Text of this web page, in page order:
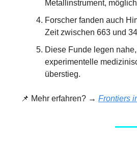
Metallinstrument,
Forscher fanden auch
Zeit zwischen 663 und
Diese Funde legen
experimentelle
überstieg.
📌 Mehr erfahren? → Frontiers